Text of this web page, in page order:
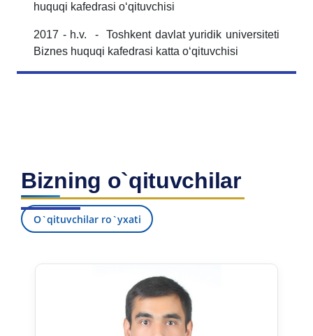
huquqi kafedrasi oʻqituvchisi
2017 - h.v. - Toshkent davlat yuridik universiteti
Biznes huquqi kafedrasi katta oʻqituvchisi
Bizning o`qituvchilar
O`qituvchilar ro`yxati